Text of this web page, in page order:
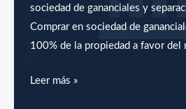
sociedad de gananciales y
Comprar en sociedad de
100% de la propiedad a favor del
Comprar
Leer más »